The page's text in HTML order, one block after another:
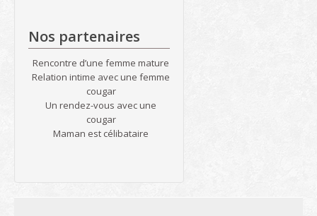
Nos partenaires
Rencontre d’une femme mature
Relation intime avec une femme
cougar
Un rendez-vous avec une
cougar
Maman est célibataire